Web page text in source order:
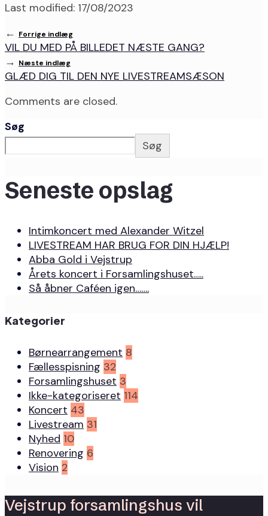
Last modified: 17/08/2023
← Forrige indlæg
VIL DU MED PÅ BILLEDET NÆSTE GANG?
→ Næste indlæg
GLÆD DIG TIL DEN NYE LIVESTREAMSÆSON
Comments are closed.
Søg
Søg
Seneste opslag
Intimkoncert med Alexander Witzel
LIVESTREAM HAR BRUG FOR DIN HJÆLP!
Abba Gold i Vejstrup
Årets koncert i Forsamlingshuset…..
Så åbner Caféen igen…….
Kategorier
Børnearrangement 8
Fællesspisning 32
Forsamlingshuset 3
Ikke-kategoriseret 114
Koncert 43
Livestream 31
Nyhed 10
Renovering 6
Vision 2
Vejstrup forsamlingshus vil